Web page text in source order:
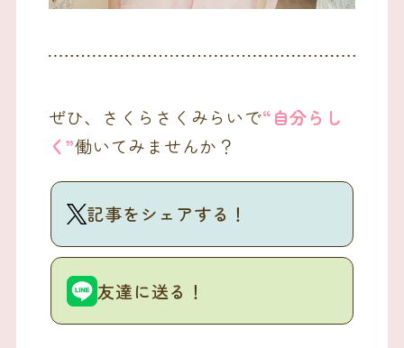
ぜひ、さくらさくみらいで“自分らし
く”働いてみませんか？
記事をシェアする！
友達に送る！